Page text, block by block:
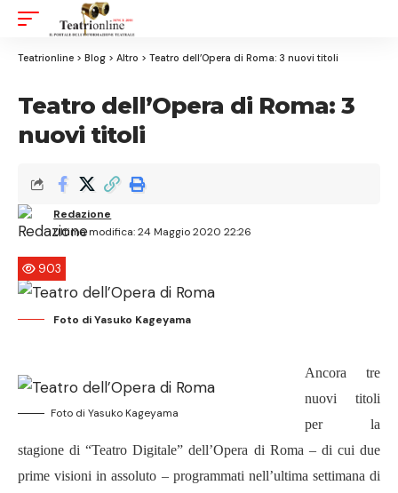
Teatrionline > Blog > Altro > Teatro dell’Opera di Roma: 3 nuovi titoli
Teatro dell’Opera di Roma: 3
nuovi titoli
Ultima modifica: 24 Maggio 2020 22:26
Redazione
903
Foto di Yasuko Kageyama
Foto di Yasuko Kageyama
Ancora tre
nuovi titoli
per la
stagione di “Teatro Digitale” dell’Opera di Roma – di cui due
prime visioni in assoluto – programmati nell’ultima settimana di